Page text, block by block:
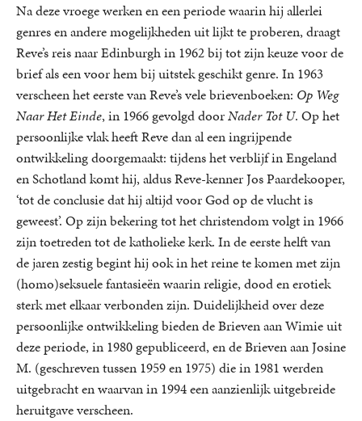
Na deze vroege werken en een periode waarin hij allerlei
genres en andere mogelijkheden uit lijkt te proberen, draagt
Reve’s reis naar Edinburgh in 1962 bij tot zijn keuze voor de
brief als een voor hem bij uitstek geschikt genre. In 1963
verscheen het eerste van Reve’s vele brievenboeken: Op Weg
Naar Het Einde, in 1966 gevolgd doorNader Tot U. Op het
persoonlijke vlak heeft Reve dan al een ingrijpende
ontwikkeling doorgemaakt: tijdens het verblijf in Engeland
en Schotland komt hij, aldus Reve-kenner Jos Paardekooper,
‘tot de conclusie dat hij altijd voor God op de vlucht is
geweest’. Op zijn bekering tot het christendom volgt in 1966
zijn toetreden tot de katholieke kerk. In de eerste helft van
de jaren zestig begint hij ook in het reine te komen met zijn
(homo)seksuele fantasieën waarin religie, dood en erotiek
sterk met elkaar verbonden zijn. Duidelijkheid over deze
persoonlijke ontwikkeling bieden de Brieven aan Wimie uit
deze periode, in 1980 gepubliceerd, en de Brieven aan Josine
M. (geschreven tussen 1959 en 1975) die in 1981 werden
uitgebracht en waarvan in 1994 een aanzienlijk uitgebreide
heruitgave verscheen.